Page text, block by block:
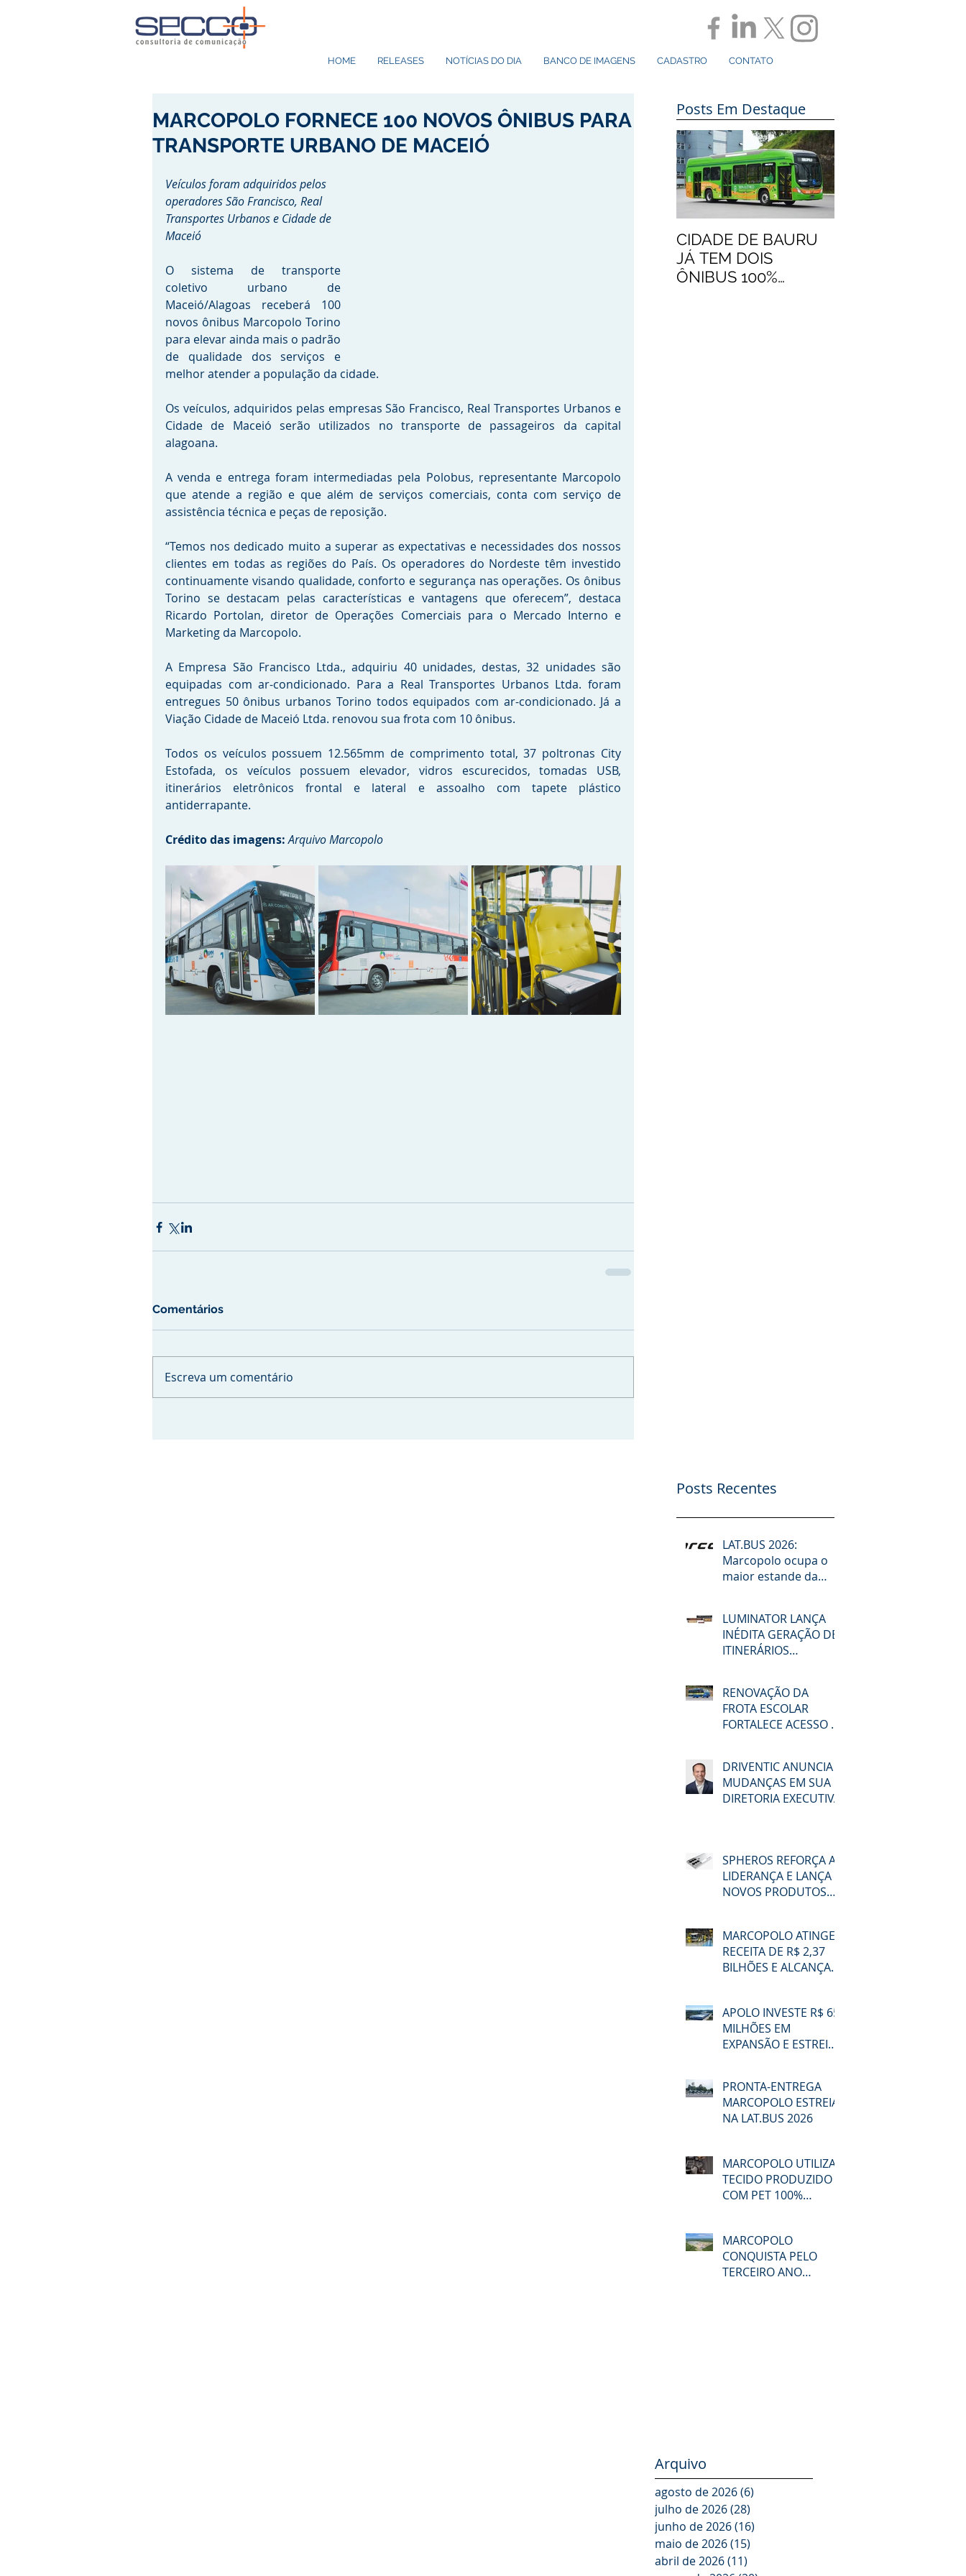
HOME RELEASES NOTÍCIAS DO DIA BANCO DE IMAGENS CADASTRO CONTATO
MARCOPOLO FORNECE 100 NOVOS ÔNIBUS PARA
TRANSPORTE URBANO DE MACEIÓ
Veículos foram adquiridos pelos
operadores São Francisco, Real
Transportes Urbanos e Cidade de
Maceió
O sistema de transporte
coletivo urbano de
Maceió/Alagoas receberá 100
novos ônibus Marcopolo Torino
para elevar ainda mais o padrão
de qualidade dos serviços e
melhor atender a população da cidade.
Os veículos, adquiridos pelas empresas São Francisco, Real Transportes Urbanos e
Cidade de Maceió serão utilizados no transporte de passageiros da capital
alagoana.
A venda e entrega foram intermediadas pela Polobus, representante Marcopolo
que atende a região e que além de serviços comerciais, conta com serviço de
assistência técnica e peças de reposição.
“Temos nos dedicado muito a superar as expectativas e necessidades dos nossos
clientes em todas as regiões do País. Os operadores do Nordeste têm investido
continuamente visando qualidade, conforto e segurança nas operações. Os ônibus
Torino se destacam pelas características e vantagens que oferecem”, destaca
Ricardo Portolan, diretor de Operações Comerciais para o Mercado Interno e
Marketing da Marcopolo.
A Empresa São Francisco Ltda., adquiriu 40 unidades, destas, 32 unidades são
equipadas com ar-condicionado. Para a Real Transportes Urbanos Ltda. foram
entregues 50 ônibus urbanos Torino todos equipados com ar-condicionado. Já a
Viação Cidade de Maceió Ltda. renovou sua frota com 10 ônibus.
Todos os veículos possuem 12.565mm de comprimento total, 37 poltronas City
Estofada, os veículos possuem elevador, vidros escurecidos, tomadas USB,
itinerários eletrônicos frontal e lateral e assoalho com tapete plástico
antiderrapante.
Crédito das imagens: Arquivo Marcopolo
Comentários
Escreva um comentário
Posts Em Destaque
CIDADE DE BAURU
JÁ TEM DOIS
ÔNIBUS 100%
Posts Recentes
LAT.BUS 2026:
Marcopolo ocupa o
maior estande da
setor, futuro da
mobilidade,
descarbonização e
LUMINATOR LANÇA
INÉDITA GERAÇÃO DE
ITINERÁRIOS
RENOVAÇÃO DA
FROTA ESCOLAR
FORTALECE ACESSO À
MACAÉ
DRIVENTIC ANUNCIA
MUDANÇAS EM SUA
DIRETORIA EXECUTIVA
SPHEROS REFORÇA A
LIDERANÇA E LANÇA
NOVOS PRODUTOS
MARCOPOLO ATINGE
RECEITA DE R$ 2,37
BILHÕES E ALCANÇA
MERCADO BRASILEIRO
NO 2T26
APOLO INVESTE R$ 65
MILHÕES EM
EXPANSÃO E ESTREIA
PRONTA-ENTREGA
MARCOPOLO ESTREIA
NA LAT.BUS 2026
MARCOPOLO UTILIZA
TECIDO PRODUZIDO
COM PET 100%
MARCOPOLO
CONQUISTA PELO
TERCEIRO ANO
Arquivo
agosto de 2026(6)
julho de 2026(28)
junho de 2026(16)
maio de 2026(15)
abril de 2026(11)